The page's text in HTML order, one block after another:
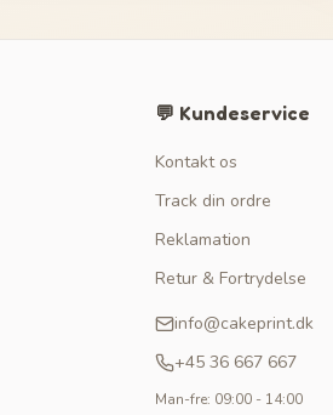
💬 Kundeservice
Kontakt os
Track din ordre
Reklamation
Retur & Fortrydelse
info@cakeprint.dk
+45 36 667 667
Man-fre: 09:00 - 14:00